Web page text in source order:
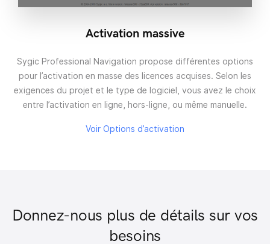
Activation massive
Sygic Professional Navigation propose différentes options
pour l’activation en masse des licences acquises. Selon les
exigences du projet et le type de logiciel, vous avez le choix
entre l’activation en ligne, hors-ligne, ou même manuelle.
Voir Options d’activation
Donnez-nous plus de détails sur vos
besoins